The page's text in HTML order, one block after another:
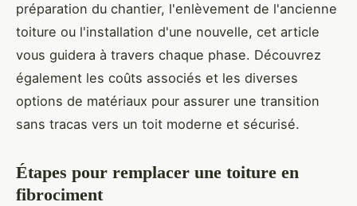
préparation du chantier, l'enlèvement de l'ancienne
toiture ou l'installation d'une nouvelle, cet article
vous guidera à travers chaque phase. Découvrez
également les coûts associés et les diverses
options de matériaux pour assurer une transition
sans tracas vers un toit moderne et sécurisé.
Étapes pour remplacer une toiture en
fibrociment